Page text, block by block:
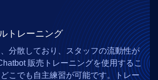
トレーニング
分散しており、スタッフの流動性が
販売トレーニングを使用するこ
こでも自主練習が可能です。トレー